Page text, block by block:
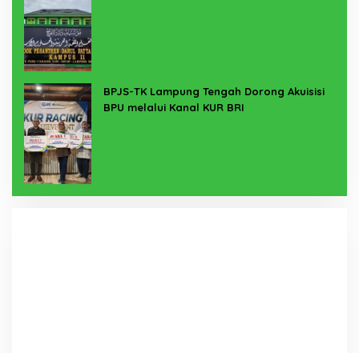
BPJS-TK Lampung Tengah Dorong Akuisisi
BPU melalui Kanal KUR BRI